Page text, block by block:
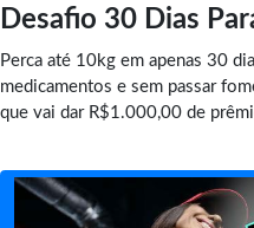
Desafio 30 Dias
Perca até 10kg em apenas 30
medicamentos e sem passar
que vai dar R$1.000,00 de